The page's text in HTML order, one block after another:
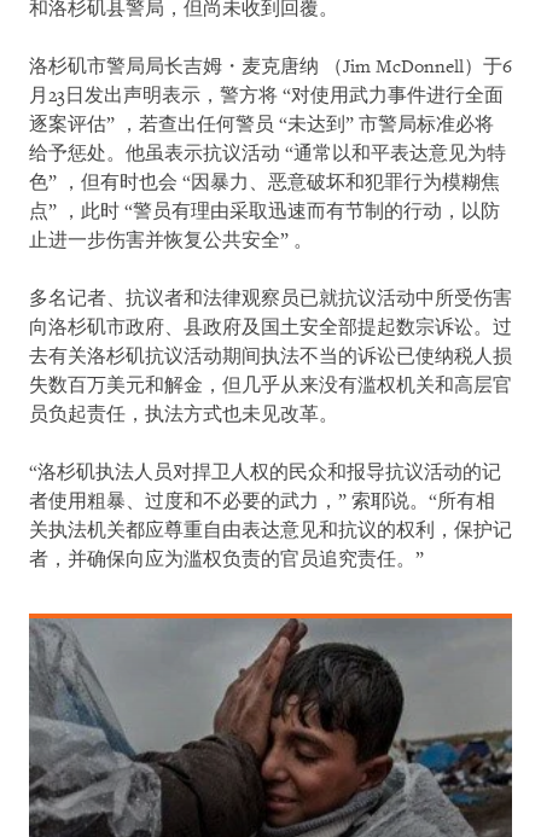
和洛杉矶县警局，但尚未收到回覆。
洛杉矶市警局局长吉姆・麦克唐纳 （Jim McDonnell）于6
月23日发出声明表示，警方将 “对使用武力事件进行全面
逐案评估” ，若查出任何警员 “未达到” 市警局标准必将
给予惩处。他虽表示抗议活动 “通常以和平表达意见为特
色” ，但有时也会 “因暴力、恶意破坏和犯罪行为模糊焦
点” ，此时 “警员有理由采取迅速而有节制的行动，以防
止进一步伤害并恢复公共安全” 。
多名记者、抗议者和法律观察员已就抗议活动中所受伤害
向洛杉矶市政府、县政府及国土安全部提起数宗诉讼。过
去有关洛杉矶抗议活动期间执法不当的诉讼已使纳税人损
失数百万美元和解金，但几乎从来没有滥权机关和高层官
员负起责任，执法方式也未见改革。
“洛杉矶执法人员对捍卫人权的民众和报导抗议活动的记
者使用粗暴、过度和不必要的武力，” 索耶说。“所有相
关执法机关都应尊重自由表达意见和抗议的权利，保护记
者，并确保向应为滥权负责的官员追究责任。”